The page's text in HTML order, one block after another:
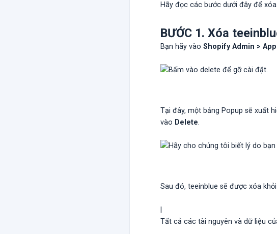
Hãy đọc các bước dưới đây để
BƯỚC 1. Xóa
Bạn hãy vào Shopify Admin >
Tại đây, một bảng Popup sẽ xuất
vào Delete.
Sau đó, teeinblue sẽ được xóa
Tất cả các tài nguyên và dữ liệu